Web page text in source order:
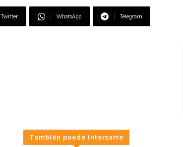
Twitter WhatsApp Telegram
Tambien puede intersarte